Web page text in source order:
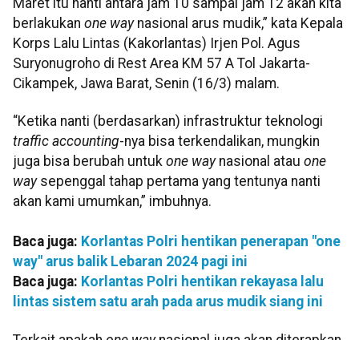
berlakukan one waynasional arus mudik,” kata Kepala
Korps Lalu Lintas (Kakorlantas) Irjen Pol. Agus
Suryonugroho di Rest Area KM 57 A Tol Jakarta-
Cikampek, Jawa Barat, Senin (16/3) malam.
“Ketika nanti (berdasarkan) infrastruktur teknologi
traffic accounting-nya bisa terkendalikan, mungkin
juga bisa berubah untuk one way nasional atau one
waysepenggal tahap pertama yang tentunya nanti
akan kami umumkan,” imbuhnya.
Baca juga: Korlantas Polri hentikan penerapan "one
way" arus balik Lebaran 2024 pagi ini
Baca juga: Korlantas Polri hentikan rekayasa lalu
lintas sistem satu arah pada arus mudik siang ini